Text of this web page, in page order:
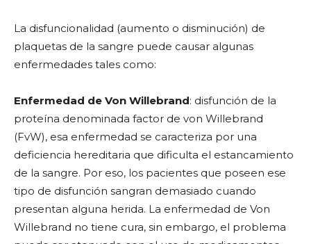
La disfuncionalidad (aumento o disminución) de
plaquetas de la sangre puede causar algunas
enfermedades tales como:
Enfermedad de Von Willebrand: disfunción de la
proteína denominada factor de von Willebrand
(FvW), esa enfermedad se caracteriza por una
deficiencia hereditaria que dificulta el estancamiento
de la sangre. Por eso, los pacientes que poseen ese
tipo de disfunción sangran demasiado cuando
presentan alguna herida. La enfermedad de Von
Willebrand no tiene cura, sin embargo, el problema